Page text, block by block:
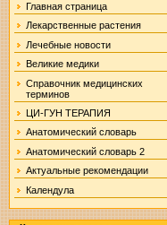
Главная страница
Лекарственные растения
Лечебные новости
Великие медики
Справочник медицинских
терминов
ЦИ-ГУН ТЕРАПИЯ
Анатомический словарь
Анатомический словарь 2
Актуальные рекомендации
Календула